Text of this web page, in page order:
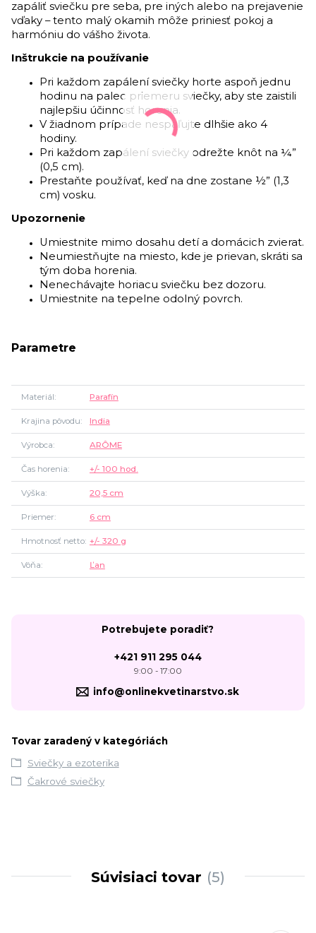
zapáliť sviečku pre seba, pre iných alebo na prejavenie
vďaky – tento malý okamih môže priniesť pokoj a
harmóniu do vášho života.
Inštrukcie na používanie
Pri každom zapálení sviečky horte aspoň jednu
hodinu na palec priemeru sviečky, aby ste zaistili
najlepšiu účinnosť horenia.
V žiadnom prípade nespaľujte dlhšie ako 4
hodiny.
Pri každom zapálení sviečky odrežte knôt na ¼”
(0,5 cm).
Prestaňte používať, keď na dne zostane ½” (1,3
cm) vosku.
Upozornenie
Umiestnite mimo dosahu detí a domácich zvierat.
Neumiestňujte na miesto, kde je prievan, skráti sa
tým doba horenia.
Nenechávajte horiacu sviečku bez dozoru.
Umiestnite na tepelne odolný povrch.
Parametre
Materiál Parafín
Krajina pôvodu India
Výrobca ARÔME
Čas horenia +/- 100 hod.
Výška 20,5 cm
Priemer 6 cm
Hmotnosť netto +/- 320 g
Vôňa Ľan
Potrebujete poradiť?
+421 911 295 044
9:00 - 17:00
info@onlinekvetinarstvo.sk
Tovar zaradený v kategóriách
Sviečky a ezoterika
Čakrové sviečky
Súvisiaci tovar 5